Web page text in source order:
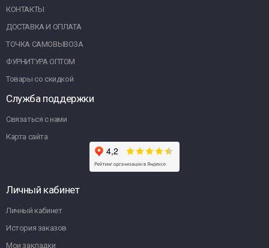
КОНТАКТЫ
ДОСТАВКА И ОПЛАТА
ТОЧКА САМОВЫВОЗА
ФУРНИТУРА ОПТОМ
Товары со скидкой
Служба поддержки
Связаться с нами
Карта сайта
Личный кабинет
Личный кабинет
История заказов
Мои закладки